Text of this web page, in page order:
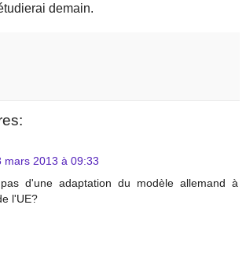
demain.
mars 2013 à 09:33
d'une adaptation du modèle allemand à
l'UE?